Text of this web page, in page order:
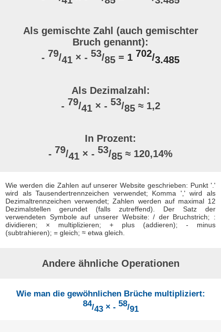
Als gemischte Zahl (auch gemischter
Bruch genannt):
- 79/41 × - 53/85 = 1 702/3.485
Als Dezimalzahl:
- 79/41 × - 53/85 ≈ 1,2
In Prozent:
- 79/41 × - 53/85 ≈ 120,14%
Wie werden die Zahlen auf unserer Website geschrieben: Punkt '.'
wird als Tausendertrennzeichen verwendet; Komma ',' wird als
Dezimaltrennzeichen verwendet; Zahlen werden auf maximal 12
Dezimalstellen gerundet (falls zutreffend). Der Satz der
verwendeten Symbole auf unserer Website: / der Bruchstrich; :
dividieren; × multiplizieren; + plus (addieren); - minus
(subtrahieren); = gleich; ≈ etwa gleich.
Andere ähnliche Operationen
Wie man die gewöhnlichen Brüche multipliziert:
84/43× - 58/91